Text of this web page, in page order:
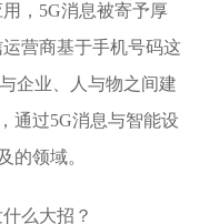
，5G消息被寄予厚
营商基于手机号码这
企业、人与物之间建
通过5G消息与智能设
的领域。